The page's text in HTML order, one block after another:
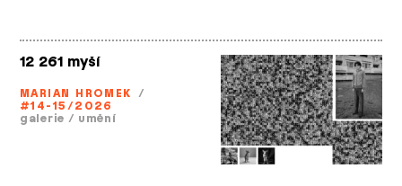
12 261 myší
MARIAN HROMEK /
#14-15/2026
galerie / umění